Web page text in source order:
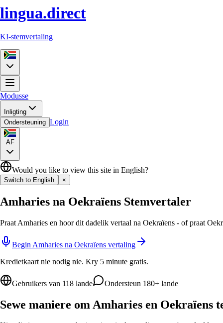
lingua.direct
KI-stemvertaling
Modusse
Inligting
Ondersteuning Login
AF
Would you like to view this site in English?
Switch to English ×
Amharies na Oekraïens Stemvertaler
Praat Amharies en hoor dit dadelik vertaal na Oekraïens - of praat
Begin Amharies na Oekraïens vertaling
Kredietkaart nie nodig nie. Kry 5 minute gratis.
Gebruikers van 118 lande Ondersteun 180+ lande
Sewe maniere om Amharies en Oekraïens